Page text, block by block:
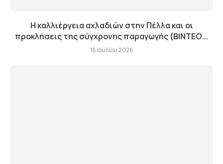
Η καλλιέργεια αχλαδιών στην Πέλλα και οι
προκλήσεις της σύγχρονης παραγωγής (ΒΙΝΤΕΟ...
16 Ιουλίου 2026